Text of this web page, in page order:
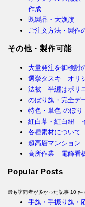
作成
既製品・大漁旗
ご注文方法・製作
その他・製作可能
大量発注を御検討
選挙タスキ オリ
法被 半纏はポリ
のぼり旗・完全デ
特色・単色-のぼ
紅白幕・紅白紐
各種素材について
超高層マンショ
高所作業 電飾看
Popular Posts
最も訪問者が多かった記事 10 件
手旗・手振り旗・